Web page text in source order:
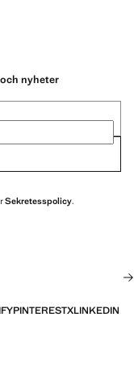
nyheter
Sekretesspolicy.
PINTERESTXLINKEDIN